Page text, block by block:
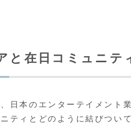
と在日コミュニテ
日本のエンターテイメント
ティとどのように結びつい